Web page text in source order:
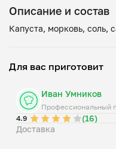
Описание и состав
Для вас приготовит
Иван Умников
Профессиональный
4.9
(16)
Доставка